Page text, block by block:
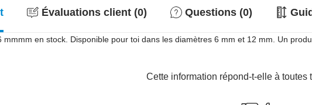
Évaluations client (0) Questions (0)
en stock. Disponible pour toi dans les diamètres 6 mm et 12 mm. Un
Cette information répond-t-elle à toutes